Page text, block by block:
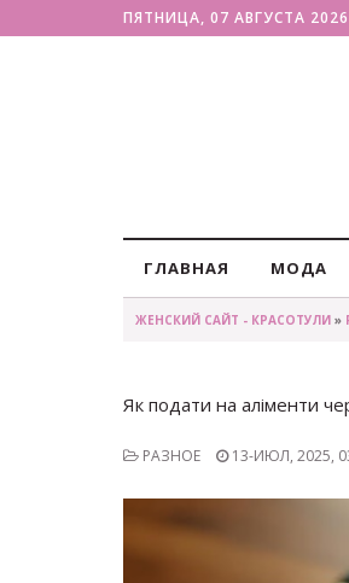
ПЯТНИЦА, 07 АВГУСТА 2026
ГЛАВНАЯ МОДА
ЖЕНСКИЙ САЙТ - КРАСОТУЛИ »
Як подати на аліменти
РАЗНОЕ 13-ИЮЛ, 2025,